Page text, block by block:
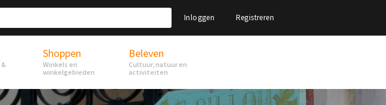
Inloggen Registreren
Shoppen
Winkels en
winkelgebieden
Beleven
Cultuur, natuur en
activiteiten